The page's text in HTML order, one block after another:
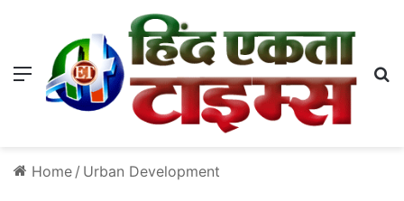
Menu
Home / Urban Development